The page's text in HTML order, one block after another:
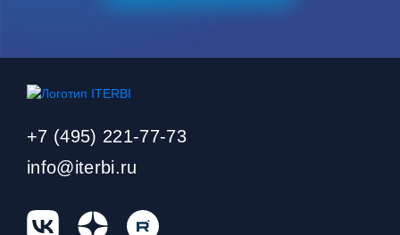
+7 (495) 221-77-73
info@iterbi.ru